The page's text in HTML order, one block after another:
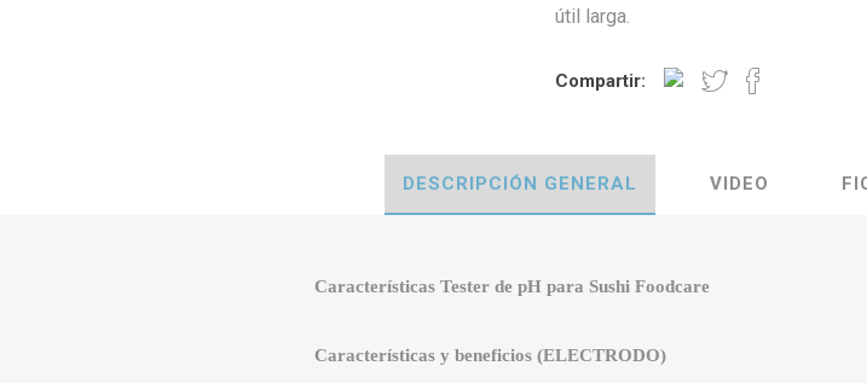
útil larga.
Compartir:
DESCRIPCIÓN GENERAL VIDEO
Características Tester de pH para Sushi Foodcare
Características y beneficios (ELECTRODO)